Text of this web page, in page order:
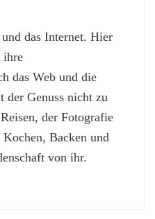
das Internet. Hier
ihre
das Web und die
der Genuss nicht zu
der Fotografie
Backen und
von ihr.